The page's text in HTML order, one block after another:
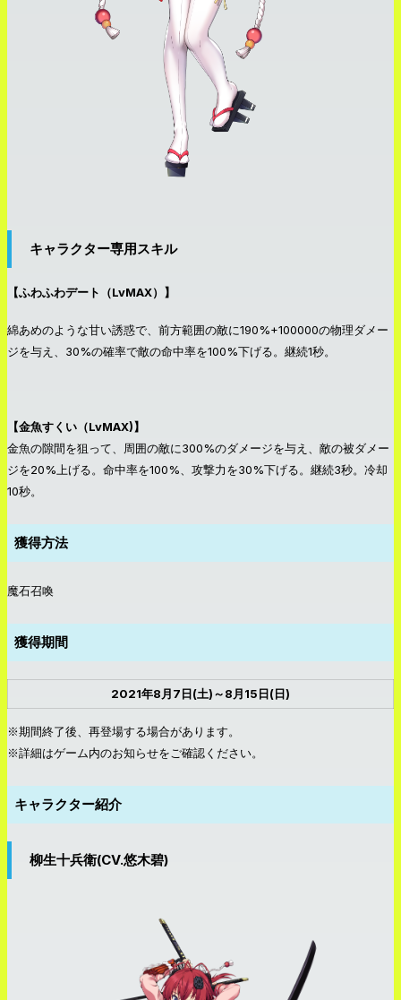
キャラクター専用スキル
【ふわふわデート（LvMAX）】
綿あめのような甘い誘惑で、前方範囲の敵に190%+100000の物理ダメー
ジを与え、30%の確率で敵の命中率を100%下げる。継続1秒。
【金魚すくい（LvMAX)】
金魚の隙間を狙って、周囲の敵に300%のダメージを与え、敵の被ダメー
ジを20%上げる。命中率を100%、攻撃力を30%下げる。継続3秒。冷却
10秒。
獲得方法
魔石召喚
獲得期間
2021年8月7日(土)～8月15日(日)
※期間終了後、再登場する場合があります。
※詳細はゲーム内のお知らせをご確認ください。
キャラクター紹介
柳生十兵衛(CV.悠木碧)